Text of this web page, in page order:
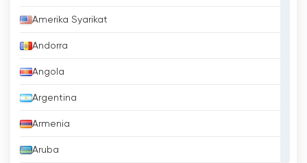
Amerika Syarikat
Andorra
Angola
Argentina
Armenia
Aruba